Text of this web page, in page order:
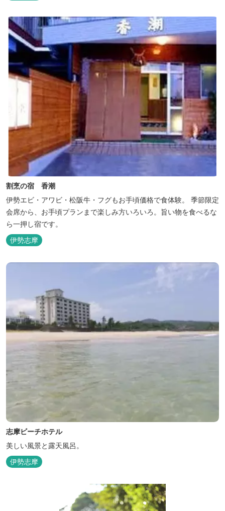
割烹の宿 香潮
伊勢エビ・アワビ・松阪牛・フグもお手頃価格で食体験。 季節限定
会席から、お手頃プランまで楽しみ方いろいろ。旨い物を食べるな
ら一押し宿です。
伊勢志摩
志摩ビーチホテル
美しい風景と露天風呂。
伊勢志摩